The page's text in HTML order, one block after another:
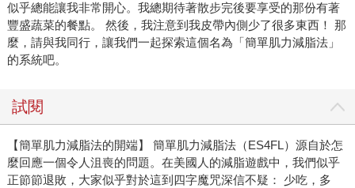
似乎總能讓我非常開心。我總期待著散步完後要享受的那份有著
豐盛蔬菜的餐點。 然後，我注意到我皮帶內側少了很多東西！ 那
麼，請與我同行，讓我們一起探索這個名為「簡單肌力減脂法」
的系統吧。
試閱
【簡單肌力減脂法的開端】 簡單肌力減脂法（ES4FL）源自於怎
麼回應一個令人沮喪的問題。在美國人的減脂遊戲中，我們似乎
正節節退敗，大家似乎對於這到四字魔咒深信不疑： 少吃，多